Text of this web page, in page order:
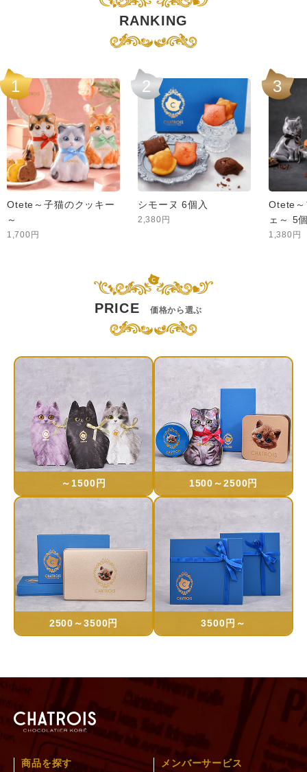
RANKING
1
Otete～子猫のクッキー
～
1,700円
2
シモーヌ 6個入
2,380円
3
Otete～
ェ～ 5
1,380円
PRICE 価格から選ぶ
～1500円 1500～2500円
2500～3500円 3500円～
商品を探す メンバーサービス